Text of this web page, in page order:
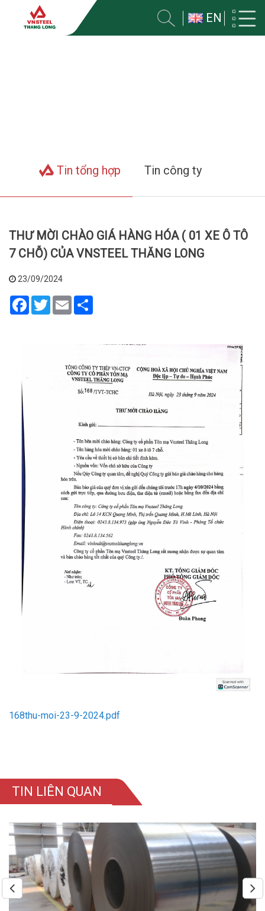
EN
Tin tổng hợp Tin công ty
THƯ MỜI CHÀO GIÁ HÀNG HÓA ( 01 XE Ô TÔ
7 CHỖ) CỦA VNSTEEL THĂNG LONG
23/09/2024
Facebook
TwitterEmail
168thu-moi-23-9-2024.pdf
TIN LIÊN QUAN